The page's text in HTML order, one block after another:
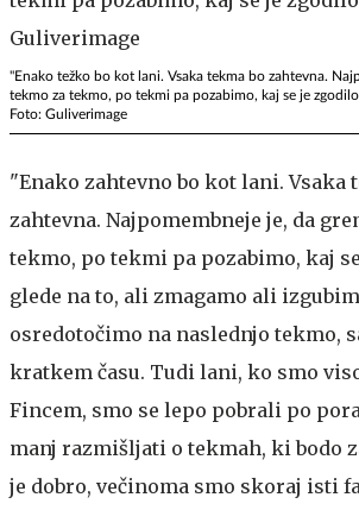
"Enako težko bo kot lani. Vsaka tekma bo zahtevna.
tekmo za tekmo, po tekmi pa pozabimo, kaj se je
Foto: Guliverimage
"Enako zahtevno bo kot lani. Vsaka
zahtevna. Najpomembneje je, da
tekmo, po tekmi pa pozabimo, kaj
glede na to, ali zmagamo ali
osredotočimo na naslednjo tekmo,
kratkem času. Tudi lani, ko smo
Fincem, smo se lepo pobrali po
manj razmišljati o tekmah, ki bodo
je dobro, večinoma smo skoraj isti